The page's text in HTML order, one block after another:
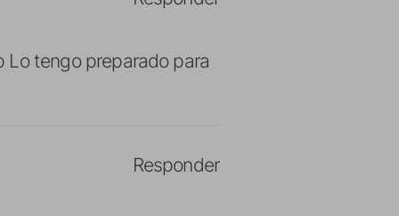
Lo tengo preparado para
Responder